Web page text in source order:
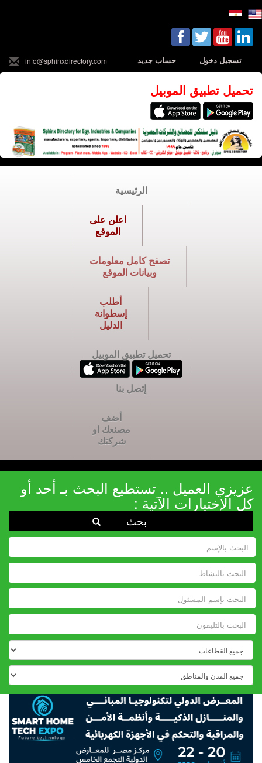
تسجيل دخول حساب جديد info@sphinxdirectory.com
تحميل تطبيق الموبيل
الرئيسية
اعلن على
الموقع
تصفح كامل معلومات
وبيانات الموقع
أطلب
إسطوانة
الدليل
تحميل تطبيق الموبيل
إتصل بنا
أضف
مصنعك او
شركتك
عزيزي العميل .. تستطيع البحث بـ أحد أو
كل الإختيارات الآتية :